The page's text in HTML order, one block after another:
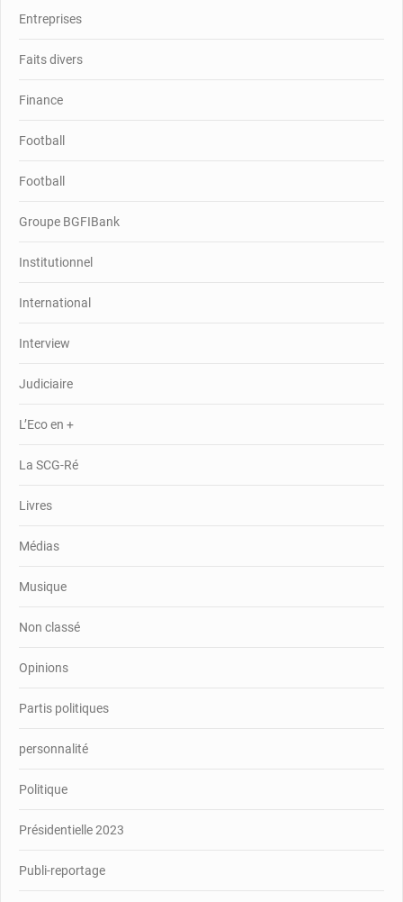
Entreprises
Faits divers
Finance
Football
Football
Groupe BGFIBank
Institutionnel
International
Interview
Judiciaire
L’Eco en +
La SCG-Ré
Livres
Médias
Musique
Non classé
Opinions
Partis politiques
personnalité
Politique
Présidentielle 2023
Publi-reportage